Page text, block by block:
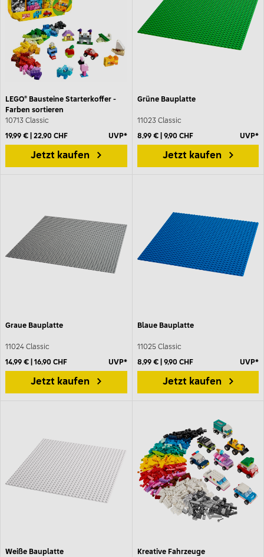
LEGO® Bausteine Starterkoffer -
Farben sortieren
10713 Classic
19,99 € | 22,90 CHF UVP*
Jetzt kaufen
Grüne Bauplatte
11023 Classic
8,99 € | 9,90 CHF UVP*
Jetzt kaufen
Graue Bauplatte
11024 Classic
14,99 € | 16,90 CHF UVP*
Jetzt kaufen
Blaue Bauplatte
11025 Classic
8,99 € | 9,90 CHF UVP*
Jetzt kaufen
Weiße Bauplatte Kreative Fahrzeuge